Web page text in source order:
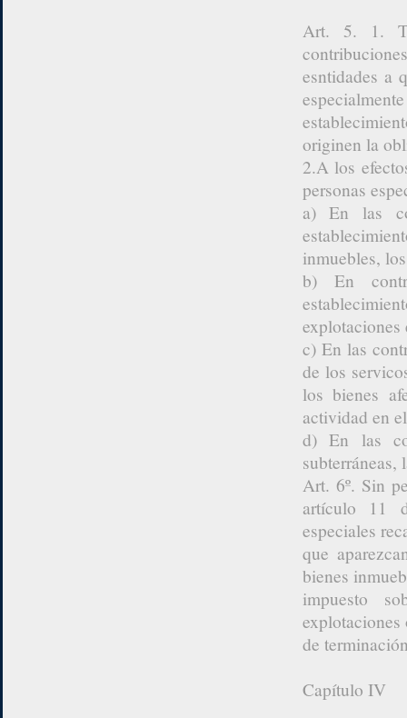
Art. 5. 1.
esntidades a
originen la
2.A los
personas
a) En las
inmuebles,
b) En
explotaciones
c) En las
de los
los bienes
actividad en
d) En las
subterráneas,
Art. 6º. Sin
artículo 11
especiales
que
bienes
impuesto
explotaciones
de
Capítulo IV